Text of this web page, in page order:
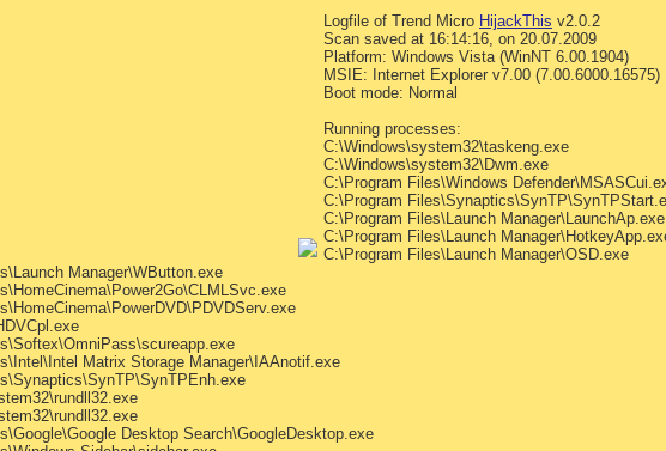
Logfile of Trend Micro HijackThis v2.0.2
Scan saved at 16:14:16, on 20.07.2009
Platform: Windows Vista (WinNT 6.00.1904)
MSIE: Internet Explorer v7.00 (7.00.6000.16575)
Boot mode: Normal
Running processes:
C:\Windows\system32\taskeng.exe
C:\Windows\system32\Dwm.exe
C:\Program Files\Windows
C:\Program
C:\Program Files\Launch Manager\LaunchAp.exe
C:\Program Files\Launch
C:\Program Files\Launch Manager\OSD.exe
Manager\WButton.exe
Matrix Storage Manager\IAAnotif.exe
Desktop Search\GoogleDesktop.exe